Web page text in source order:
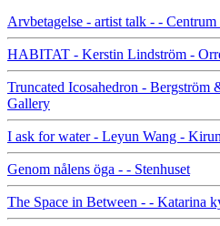
Arvbetagelse - artist talk - -
HABITAT - Kerstin Lindström -
Truncated Icosahedron - Bergström
Gallery
I ask for water - Leyun Wang -
Genom nålens öga - - Stenhuset
The Space in Between - - Katarina